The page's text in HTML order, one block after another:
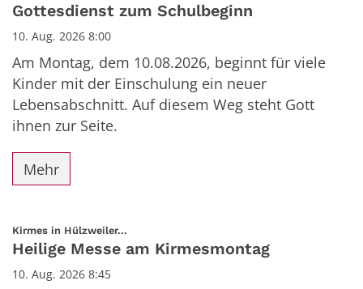
Gottesdienst zum Schulbeginn
10. Aug. 2026 8:00
Am Montag, dem 10.08.2026, beginnt für viele
Kinder mit der Einschulung ein neuer
Lebensabschnitt. Auf diesem Weg steht Gott
ihnen zur Seite.
Mehr
Kirmes in Hülzweiler...
Heilige Messe am Kirmesmontag
10. Aug. 2026 8:45